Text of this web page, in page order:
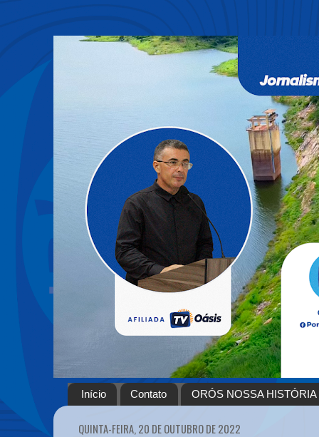
Início Contato ORÓS NOSSA HISTÓRIA
QUINTA-FEIRA, 20 DE OUTUBRO DE 2022